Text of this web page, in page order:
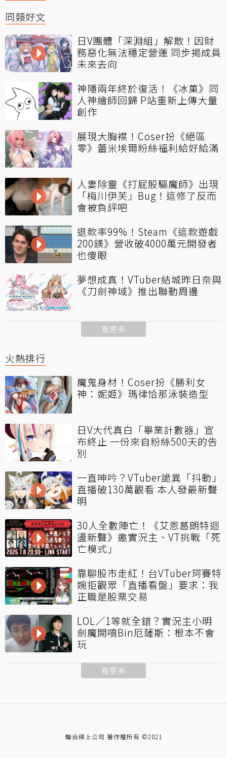
同類好文
日V團體「深淵組」解散！因財
務惡化無法穩定營運 同步揭成員
未來去向
神隱兩年終於復活！《冰菓》同
人神繪師回歸 P站重新上傳大量
創作
展現大胸襟！Coser扮《絕區
零》蕾米埃爾粉絲福利給好給滿
人妻除靈《打屁股驅魔師》出現
「梅川伊芙」Bug！這修了反而
會被負評吧
退款率99%！Steam《這款遊戲
200鎂》營收破4000萬元開發者
也傻眼
夢想成真！VTuber結城昨日奈與
《刀劍神域》推出聯動周邊
看更多
火熱排行
魔鬼身材！Coser扮《勝利女
神：妮姬》瑪律恰那泳裝造型
日V大代真白「畢業計數器」宣
布終止 一份來自粉絲500天的告
別
一直呻吟？VTuber詭異「抖動」
直播破130萬觀看 本人發最新聲
明
30人全數陣亡！《艾恩葛朗特迴
盪新聲》邀實況主、VT挑戰「死
亡模式」
靠聊股市走紅！台VTuber珂賽特
婉拒觀眾「直播看盤」要求：我
正職是股票交易
LOL／1等就全錯？實況主小明
劍魔開噴Bin厄薩斯：根本不會
玩
看更多
聯合線上公司 著作權所有 ©2021